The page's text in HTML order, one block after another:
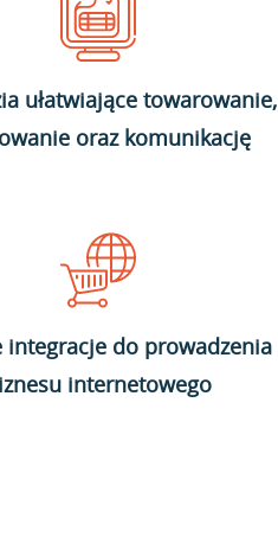
ułatwiające towarowanie,
oraz komunikację
integracje do prowadzenia
internetowego